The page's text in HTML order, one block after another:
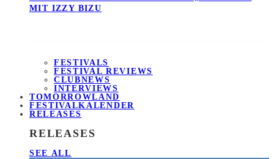
MIT IZZY BIZU
FESTIVALS
FESTIVAL REVIEWS
CLUBNEWS
INTERVIEWS
TOMORROWLAND
FESTIVALKALENDER
RELEASES
RELEASES
SEE ALL